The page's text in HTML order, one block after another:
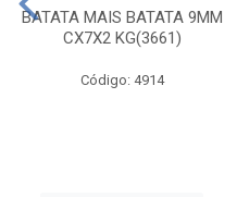
BATATA MAIS BATATA 9MM
CX7X2 KG(3661)
Código: 4914